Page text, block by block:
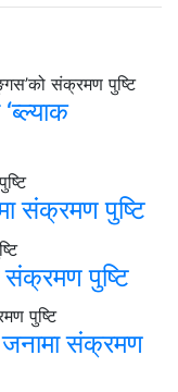
संक्रमण पुष्टि
संक्रमण पुष्टि
संक्रमण